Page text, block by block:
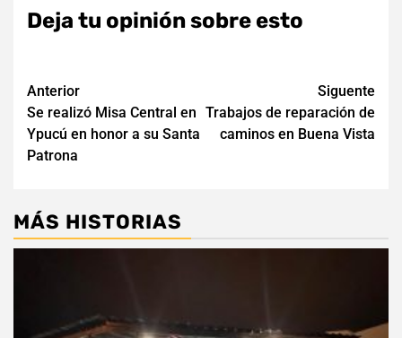
Deja tu opinión sobre esto
Navegación
de
entradas
Anterior
Se realizó Misa Central en
Ypucú en honor a su Santa
Patrona
Siguente
Trabajos de reparación de
caminos en Buena Vista
MÁS HISTORIAS